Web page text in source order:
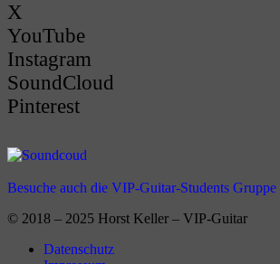
X
YouTube
Instagram
SoundCloud
Pinterest
Besuche auch die VIP-Guitar-Students Gruppe
© 2018 – 2025 Horst Keller – VIP-Guitar
Datenschutz